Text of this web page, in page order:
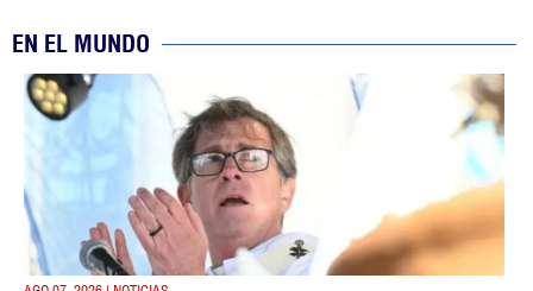
EN EL MUNDO